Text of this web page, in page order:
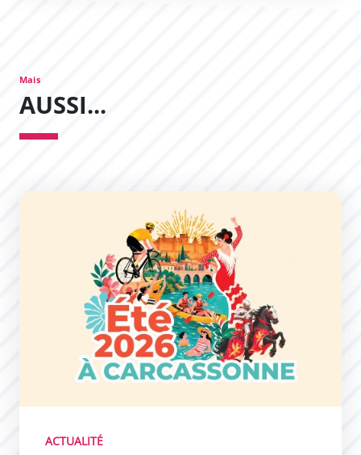
Mais
AUSSI...
Été à Carcassonne !
ACTUALITÉ